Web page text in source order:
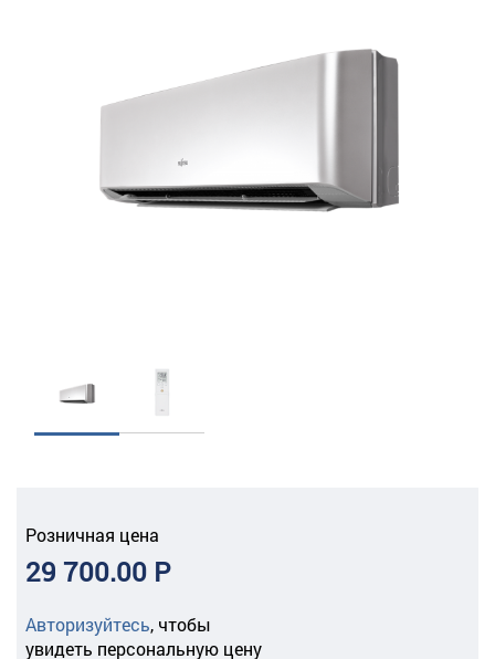
Розничная цена
29 700.00 Р
Авторизуйтесь, чтобы
увидеть персональную цену